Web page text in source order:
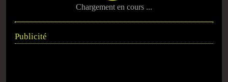
Chargement en cours ...
Publicité